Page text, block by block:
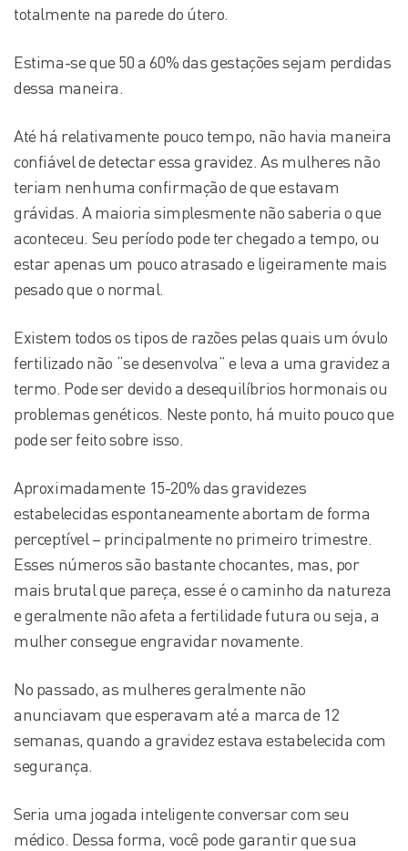
totalmente na parede do útero.
Estima-se que 50 a 60% das gestações sejam perdidas
dessa maneira.
Até há relativamente pouco tempo, não havia maneira
confiável de detectar essa gravidez. As mulheres não
teriam nenhuma confirmação de que estavam
grávidas. A maioria simplesmente não saberia o que
aconteceu. Seu período pode ter chegado a tempo, ou
estar apenas um pouco atrasado e ligeiramente mais
pesado que o normal.
Existem todos os tipos de razões pelas quais um óvulo
fertilizado não “se desenvolva” e leva a uma gravidez a
termo. Pode ser devido a desequilíbrios hormonais ou
problemas genéticos. Neste ponto, há muito pouco que
pode ser feito sobre isso.
Aproximadamente 15-20% das gravidezes
estabelecidas espontaneamente abortam de forma
perceptível – principalmente no primeiro trimestre.
Esses números são bastante chocantes, mas, por
mais brutal que pareça, esse é o caminho da natureza
e geralmente não afeta a fertilidade futura ou seja, a
mulher consegue engravidar novamente.
No passado, as mulheres geralmente não
anunciavam que esperavam até a marca de 12
semanas, quando a gravidez estava estabelecida com
segurança.
Seria uma jogada inteligente conversar com seu
médico. Dessa forma, você pode garantir que sua